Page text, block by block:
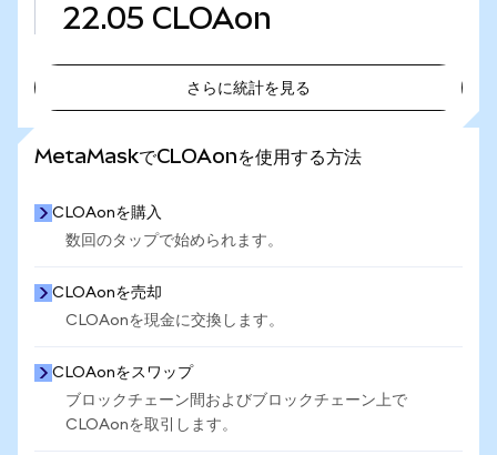
22.05 CLOAon
さらに統計を見る
MetaMaskでCLOAonを使用する方法
CLOAonを購入
数回のタップで始められます。
CLOAonを売却
CLOAonを現金に交換します。
CLOAonをスワップ
ブロックチェーン間およびブロックチェーン上で
CLOAonを取引します。